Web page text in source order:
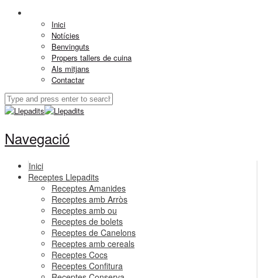
Inici
Notícies
Benvinguts
Propers tallers de cuina
Als mitjans
Contactar
Navegació
Inici
Receptes Llepadits
Receptes Amanides
Receptes amb Arròs
Receptes amb ou
Receptes de bolets
Receptes de Canelons
Receptes amb cereals
Receptes Cocs
Receptes Confitura